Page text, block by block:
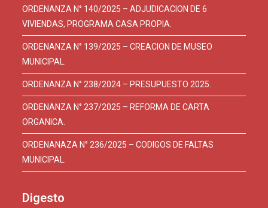
ORDENANZA N° 140/2025 – ADJUDICACION DE 6
VIVIENDAS, PROGRAMA CASA PROPIA.
ORDENANZA N° 139/2025 – CREACION DE MUSEO
MUNICIPAL.
ORDENANZA N° 238/2024 – PRESUPUESTO 2025.
ORDENANZA N° 237/2025 – REFORMA DE CARTA
ORGANICA.
ORDENANAZA N° 236/2025 – CODIGOS DE FALTAS
MUNICIPAL.
Digesto